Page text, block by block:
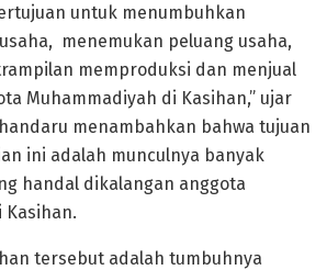
untuk menumbuhkan
menemukan peluang usaha,
memproduksi dan menjual
Muhammadiyah di Kasihan,” ujar
menambahkan bahwa tujuan
ini adalah munculnya banyak
handal dikalangan anggota
Kasihan.
tersebut adalah tumbuhnya